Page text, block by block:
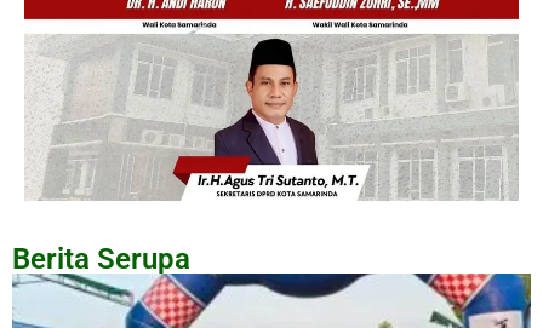
Berita Serupa